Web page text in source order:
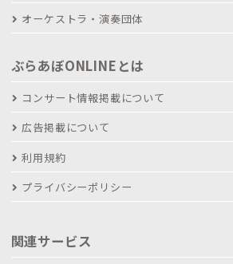
オーケストラ・演奏団体
ぶらあぼONLINEとは
コンサート情報掲載について
広告掲載について
利用規約
プライバシーポリシー
関連サービス